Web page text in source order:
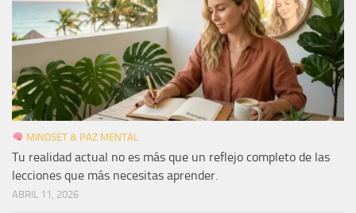
MINDSET & PAZ MENTAL
Tu realidad actual no es más que un reflejo completo de las
lecciones que más necesitas aprender.
ABRIL 11, 2026